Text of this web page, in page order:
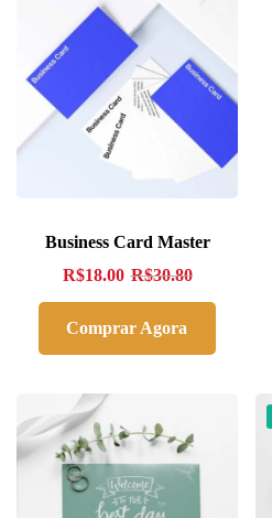
Business Card Master
R$18.00 R$30.80
Comprar Agora